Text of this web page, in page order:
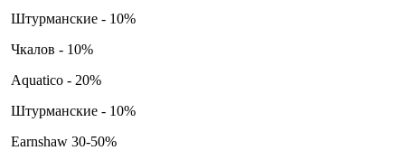
Штурманские - 10%
Чкалов - 10%
Aquatico - 20%
Штурманские - 10%
Earnshaw 30-50%